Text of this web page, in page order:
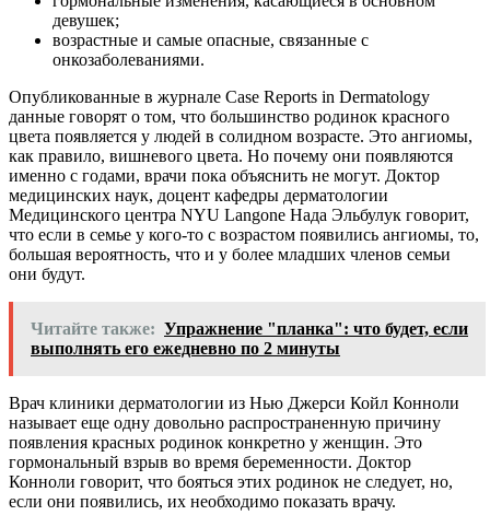
девушек;
возрастные и самые опасные, связанные с
онкозаболеваниями.
Опубликованные в журнале Case Reports in Dermatology
данные говорят о том, что большинство родинок красного
цвета появляется у людей в солидном возрасте. Это ангиомы,
как правило, вишневого цвета. Но почему они появляются
именно с годами, врачи пока объяснить не могут. Доктор
медицинских наук, доцент кафедры дерматологии
Медицинского центра NYU Langone Нада Эльбулук говорит,
что если в семье у кого-то с возрастом появились ангиомы, то,
большая вероятность, что и у более младших членов семьи
они будут.
Читайте также: Упражнение "планка": что будет, если
выполнять его ежедневно по 2 минуты
Врач клиники дерматологии из Нью Джерси Койл Конноли
называет еще одну довольно распространенную причину
появления красных родинок конкретно у женщин. Это
гормональный взрыв во время беременности. Доктор
Конноли говорит, что бояться этих родинок не следует, но,
если они появились, их необходимо показать врачу.